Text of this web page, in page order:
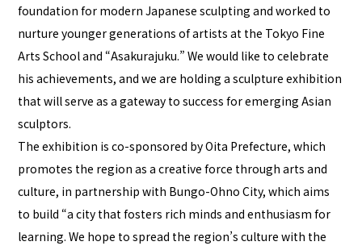
foundation for modern Japanese sculpting and worked to
nurture younger generations of artists at the Tokyo Fine
Arts School and “Asakurajuku.” We would like to celebrate
his achievements, and we are holding a sculpture exhibition
that will serve as a gateway to success for emerging Asian
sculptors.
The exhibition is co-sponsored by Oita Prefecture, which
promotes the region as a creative force through arts and
culture, in partnership with Bungo-Ohno City, which aims
to build “a city that fosters rich minds and enthusiasm for
learning. We hope to spread the region’s culture with the